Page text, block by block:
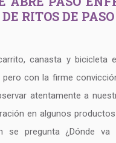
RITOS DE PASO
canasta y bicicleta
pero con la firme
atentamente a
en algunos
se pregunta ¿Dónde